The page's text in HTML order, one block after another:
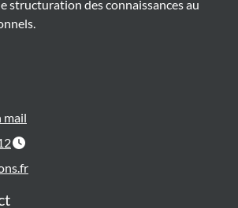
structuration des connaissances au
mail